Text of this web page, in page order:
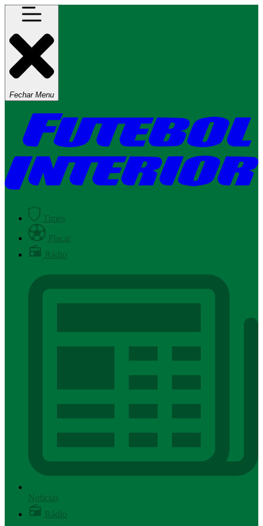
Fechar Menu
Times
Placar
Rádio
Notícias
Rádio